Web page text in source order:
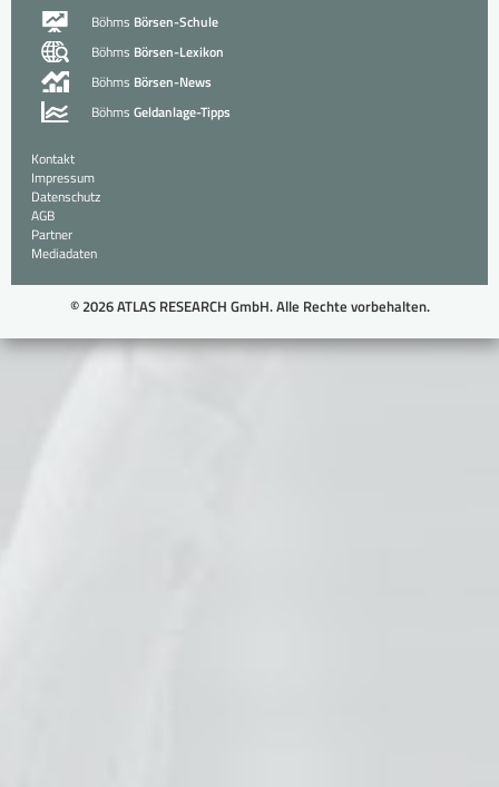
Böhms Börsen-Schule
Böhms Börsen-Lexikon
Böhms Börsen-News
Böhms Geldanlage-Tipps
Kontakt
Impressum
Datenschutz
AGB
Partner
Mediadaten
© 2026 ATLAS RESEARCH GmbH. Alle Rechte vorbehalten.